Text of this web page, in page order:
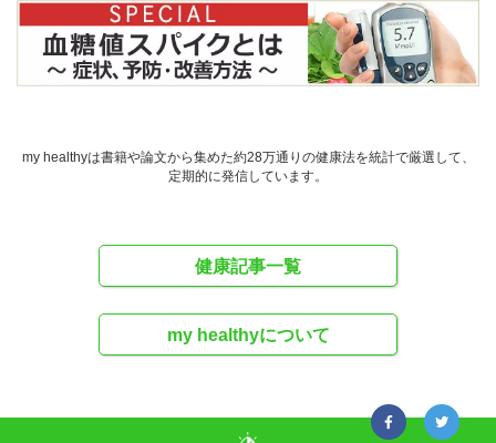
my healthyは書籍や論文から集めた約28万通りの健康法を統計で厳選して、
定期的に発信しています。
健康記事一覧
my healthyについて